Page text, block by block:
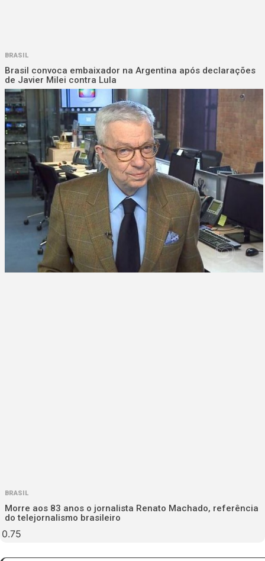
BRASIL
Brasil convoca embaixador na Argentina após declarações
de Javier Milei contra Lula
BRASIL
Morre aos 83 anos o jornalista Renato Machado, referência
do telejornalismo brasileiro